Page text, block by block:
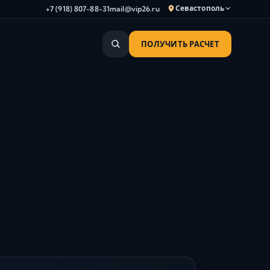
+7 (918) 807-88-31mail@vip26.ru Севастополь
ПОЛУЧИТЬ РАСЧЕТ